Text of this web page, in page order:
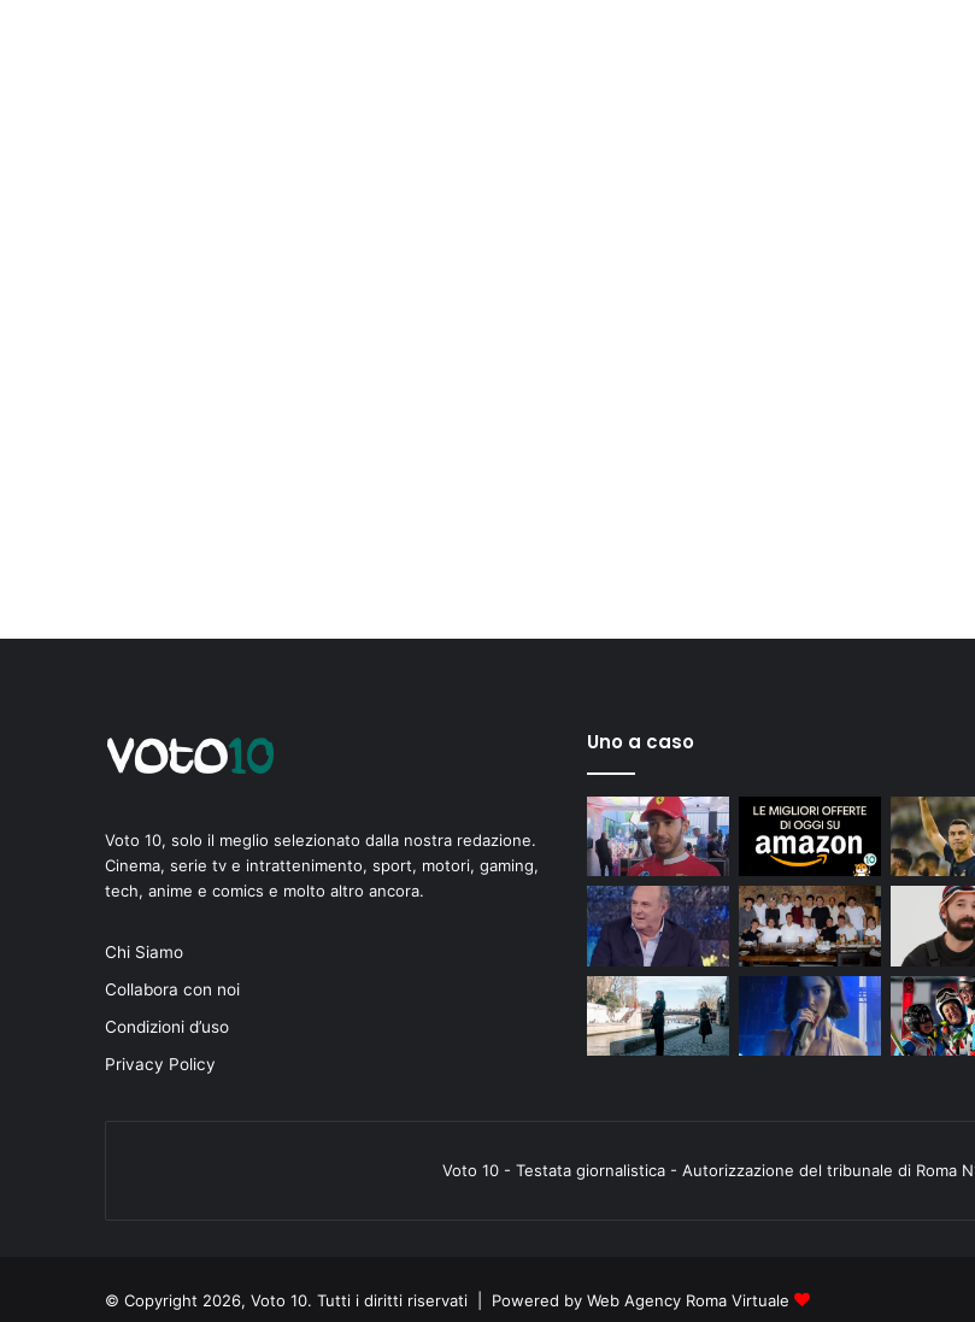
Voto 10, solo il meglio selezionato dalla nostra redazione.
Cinema, serie tv e intrattenimento, sport, motori, gaming,
tech, anime e comics e molto altro ancora.
Chi Siamo
Collabora con noi
Condizioni d’uso
Privacy Policy
Uno a caso
Voto 10 - Testata giornalistica - Autorizzazione del tribunale di Roma
© Copyright 2026, Voto 10. Tutti i diritti riservati | Powered by Web Agency Roma Virtuale